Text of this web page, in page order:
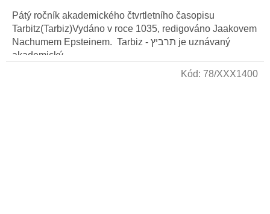
Pátý ročník akademického čtvrtletního časopisu
Tarbitz(Tarbiz)Vydáno v roce 1035, redigováno Jaakovem
Nachumem Epsteinem. Tarbiz - תרביץ je uznávaný
akademický...
Kód: 78/XXX1400